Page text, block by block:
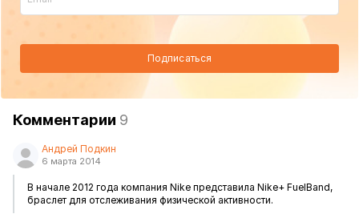
Подписаться
Комментарии 9
Андрей Подкин
6 марта 2014
В начале 2012 года компания Nike представила Nike+ FuelBand,
браслет для отслеживания физической активности.